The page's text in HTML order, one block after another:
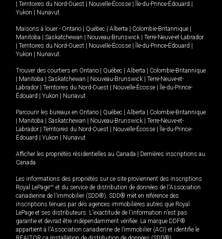
Territoires du Nord-Ouest Nouvelle-Écosse Île-du-Prince-Édouard
Yukon
Nunavut.
Maisons à louer - Ontario Québec Alberta Colombie-Britannique
Manitoba
Saskatchewan Nouveau-Brunswick
Terre-Neuve-et-Labrador
Territoires du Nord-Ouest Nouvelle-Écosse Île-du-Prince-Édouard
Yukon
Nunavut.
Trouver des courtiers en Ontario Québec Alberta
Colombie-Britannique
Manitoba Saskatchewan Nouveau-Brunswick
Terre-Neuve-et-
Labrador
Territoires du Nord-Ouest Nouvelle-Écosse
Île-du-Prince-
Édouard
Yukon Nunavut
Parcourir les bureaux en Ontario Québec Alberta
Colombie-Britannique
Manitoba Saskatchewan Nouveau-Brunswick
Terre-Neuve-et-
Labrador
Territoires du Nord-Ouest Nouvelle-Écosse
Île-du-Prince-
Édouard
Yukon Nunavut
Afficher les propriétés résidentielles au Canada
Dernières inscriptions au
Canada
Les informations des propriétés sur ce site proviennent des inscriptions
Royal LePageMD et du service de distribution de données de l'Association
canadienne de l’immobilier (SDD®). SDD® met en référence des
inscriptions tenues par des agences immobilières autres que Royal
LePage et ses distributeurs. L'exactitude de l'information n'est pas
garantie et devrait être indépendamment vérifiée. La marque DDF®
appartient à l'Association canadienne de l’immobilier (ACI) et identifie le